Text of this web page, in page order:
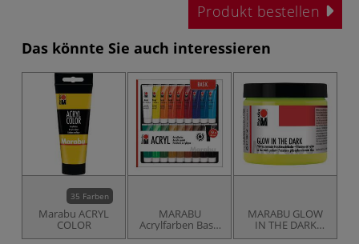
Produkt bestellen
Das könnte Sie auch interessieren
35 Farben
Marabu ACRYL
COLOR
MARABU
Acrylfarben Basic
Sets
MARABU GLOW
IN THE DARK
Nachleuchtfarbe